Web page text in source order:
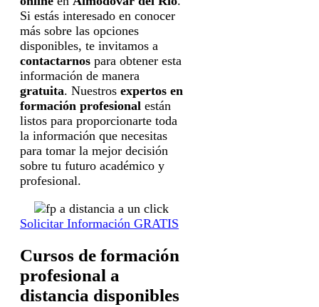
Si estás interesado en conocer
más sobre las opciones
disponibles, te invitamos a
contactarnos para obtener esta
información de manera
gratuita. Nuestros expertos en
formación profesional están
listos para proporcionarte toda
la información que necesitas
para tomar la mejor decisión
sobre tu futuro académico y
profesional.
Solicitar Información GRATIS
Cursos de formación
profesional a
distancia disponibles